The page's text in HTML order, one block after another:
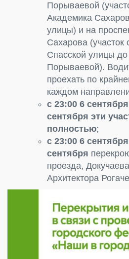
Порываевой
Академика
улицы) и на
Сахарова (участок
Спасской улицы
Порываевой).
проехать по
каждом
с 23:00 6
сентября эти
полностью;
с 23:00 6
сентября
проезда,
Архитектора